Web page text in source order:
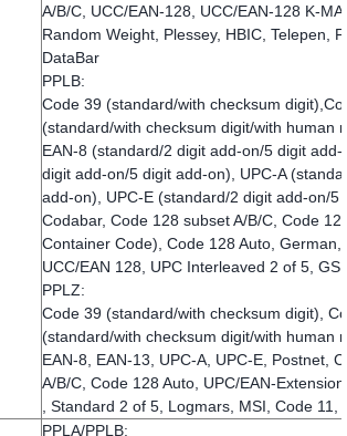
A/B/C, UCC/EAN-128, UCC/EAN-128 K-
Random Weight, Plessey, HBIC, Telepen,
DataBar
PPLB:
Code 39 (standard/with checksum
(standard/with checksum digit/with human
EAN-8 (standard/2 digit add-on/5 digit
digit add-on/5 digit add-on), UPC-A
add-on), UPC-E (standard/2 digit add-on/5
Codabar, Code 128 subset A/B/C, Code
Container Code), Code 128 Auto,
UCC/EAN 128, UPC Interleaved 2 of 5,
PPLZ:
Code 39 (standard/with checksum digit),
(standard/with checksum digit/with human
EAN-8, EAN-13, UPC-A, UPC-E, Postnet,
A/B/C, Code 128 Auto, UPC/EAN-
, Standard 2 of 5, Logmars, MSI, Code 11,
PPLA/PPLB: